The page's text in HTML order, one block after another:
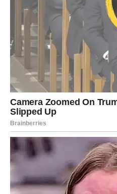
Ljubav, mir i osjećaj
svakodnevice.
Duša konačno
tražila
Pred vama su trenuci puni
Zvijezde ovih dana mnogim
sreću, radost i ostvarenje
Rakovi, Lavovi i Vage kojima
bi mogli potpuno promijeniti
Ovo je period tokom kojeg
nijedna iskrena molitva